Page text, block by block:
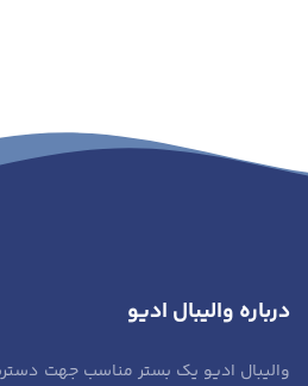
درباره والیبال ادیو
والیبال ادیو یک بستر مناسب جهت